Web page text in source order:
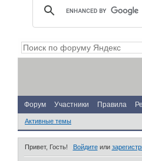
Форум Участники Правила
Активные темы
Привет, Гость! Войдитеили